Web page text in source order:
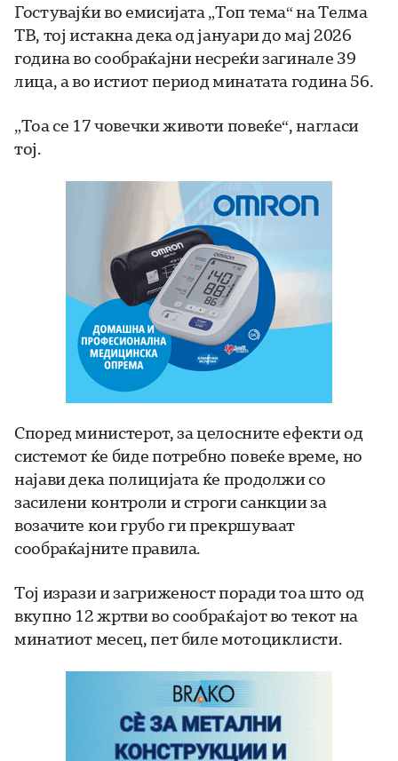
Гостувајќи во емисијата „Топ тема“ на Телма
ТВ, тој истакна дека од јануари до мај 2026
година во сообраќајни несреќи загинале 39
лица, а во истиот период минатата година 56.
„Тоа се 17 човечки животи повеќе“, нагласи
тој.
Според министерот, за целосните ефекти од
системот ќе биде потребно повеќе време, но
најави дека полицијата ќе продолжи со
засилени контроли и строги санкции за
возачите кои грубо ги прекршуваат
сообраќајните правила.
Тој изрази и загриженост поради тоа што од
вкупно 12 жртви во сообраќајот во текот на
минатиот месец, пет биле мотоциклисти.